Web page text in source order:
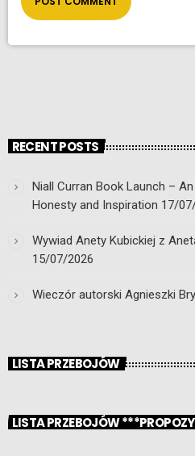
RECENT POSTS
Niall Curran Book Launch –
Honesty and Inspiration 17/
Wywiad Anety Kubickiej z
15/07/2026
Wieczór autorski Agnieszki
LISTA PRZEBOJÓW
LISTA PRZEBOJÓW